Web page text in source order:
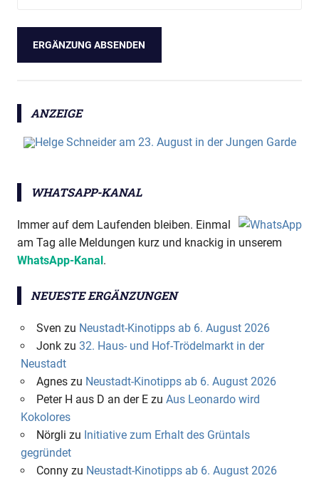
ANZEIGE
WHATSAPP-KANAL
Immer auf dem Laufenden bleiben. Einmal
am Tag alle Meldungen kurz und knackig in unserem
WhatsApp-Kanal .
NEUESTE ERGÄNZUNGEN
Sven zu Neustadt-Kinotipps ab 6. August 2026
Jonkzu 32. Haus- und Hof-Trödelmarkt in der
Neustadt
Agneszu Neustadt-Kinotipps ab 6. August 2026
Peter H aus D an der Ezu Aus Leonardo wird
Kokolores
Nörgli zu Initiative zum Erhalt des Grüntals
gegründet
Connyzu Neustadt-Kinotipps ab 6. August 2026